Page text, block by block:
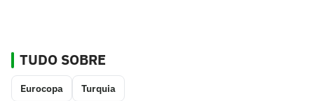
TUDO SOBRE
Eurocopa Turquia